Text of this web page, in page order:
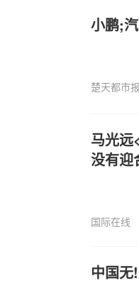
小鹏;
楚天都市报
马光
没有迎
国际在线
中国无